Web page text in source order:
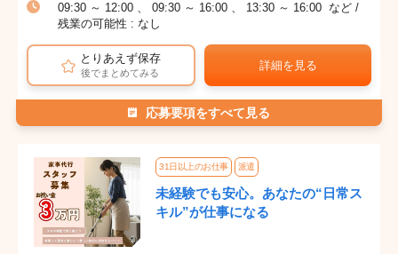
09:30 ～ 12:00 、 09:30 ～ 16:00 、 13:30 ～ 16:00 など /
残業の可能性 : なし
とりあえず保存
後でまとめてみる
詳細を見る
応募要項をすべて見る
31日以上のお仕事 派遣
未経験でも安心。あなたの“日常ス
キル”が仕事になる